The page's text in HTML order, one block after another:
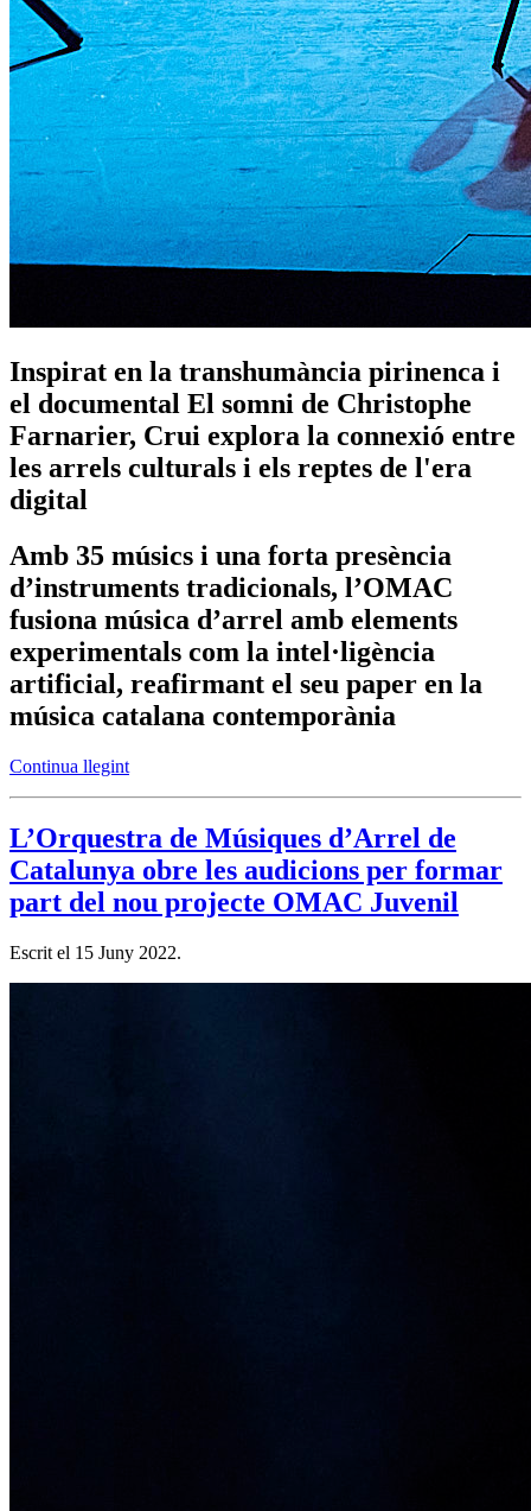
Inspirat en la transhumància pirinenca i
el documental El somni de Christophe
Farnarier, Crui explora la connexió entre
les arrels culturals i els reptes de l'era
digital
Amb 35 músics i una forta presència
d’instruments tradicionals, l’OMAC
fusiona música d’arrel amb elements
experimentals com la intel·ligència
artificial, reafirmant el seu paper en la
música catalana contemporània
Continua llegint
L’Orquestra de Músiques d’Arrel de
Catalunya obre les audicions per formar
part del nou projecte OMAC Juvenil
Escrit el 15 Juny 2022.